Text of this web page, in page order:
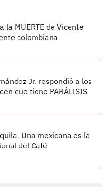
la MUERTE de Vicente
colombiana
Jr. respondió a los
que tiene PARÁLISIS
Una mexicana es la
del Café